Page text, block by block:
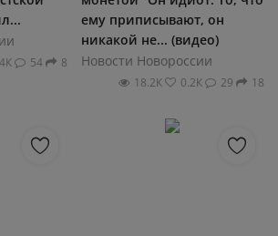
54 8
ему приписывают, он
никакой не... (видео)
Новости Новороссии
18.2К 0.2К 29 18